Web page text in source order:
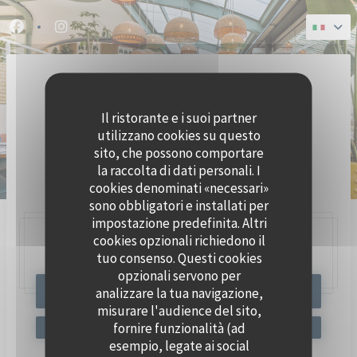
Personalizzazione delle tue scelte sui cookie
Il ristorante e i suoi partner
utilizzano cookies su questo
sito, che possono comportare
la raccolta di dati personali. I
cookies denominati «necessari»
sono obbligatori e installati per
impostazione predefinita. Altri
cookies opzionali richiedono il
tuo consenso. Questi cookies
opzionali servono per
analizzare la tua navigazione,
misurare l'audience del sito,
fornire funzionalità (ad
esempio, legate ai social
Facebook ((apre una nuova finestra))
Instagram ((apre una nuova finestra))
BRASSERIE SEAFOOD
47, Quai Charles Pasqua,92300 Levallois-Perret
PRENOTA